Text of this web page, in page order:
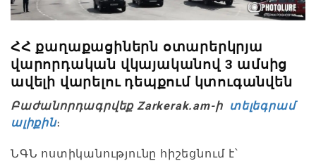
ՀՀ քաղաքացիներն օտարերկրյա
վարորդական վկայականով 3 ամսից
ավելի վարելու դեպքում կտուգանվեն
Բաժանորդագրվեք Zarkerak.am-ի տելեգրամ
ալիքին։
ՆԳՆ ոստիկանությունը հիշեցնում է՝